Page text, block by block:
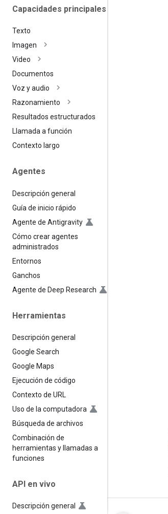
Capacidades principales
Texto
Imagen
Video
Documentos
Voz y audio
Razonamiento
Resultados estructurados
Llamada a función
Contexto largo
Agentes
Descripción general
Guía de inicio rápido
Agente de Antigravity
Cómo crear agentes
administrados
Entornos
Ganchos
Agente de Deep Research
Herramientas
Descripción general
Google Search
Google Maps
Ejecución de código
Contexto de URL
Uso de la computadora
Búsqueda de archivos
Combinación de
herramientas y llamadas a
funciones
API en vivo
Descripción general